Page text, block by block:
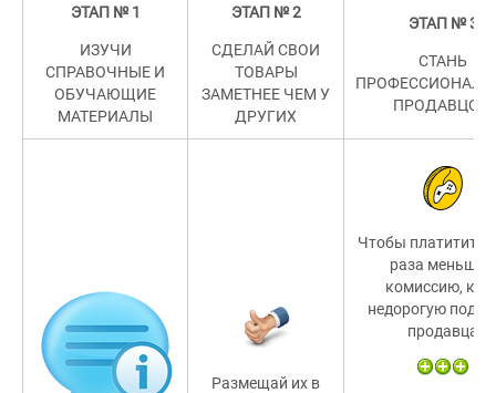
ЭТАП № 1
ИЗУЧИ
СПРАВОЧНЫЕ И
ОБУЧАЮЩИЕ
МАТЕРИАЛЫ
ЭТАП № 2
СДЕЛАЙ СВОИ
ТОВАРЫ
ЗАМЕТНЕЕ ЧЕМ У
ДРУГИХ
ЭТАП № 3
СТАНЬ
ПРОДАВЦОМ
Размещай их в
Чтобы платитить
раза меньшую
комиссию,
недорогую
продавца